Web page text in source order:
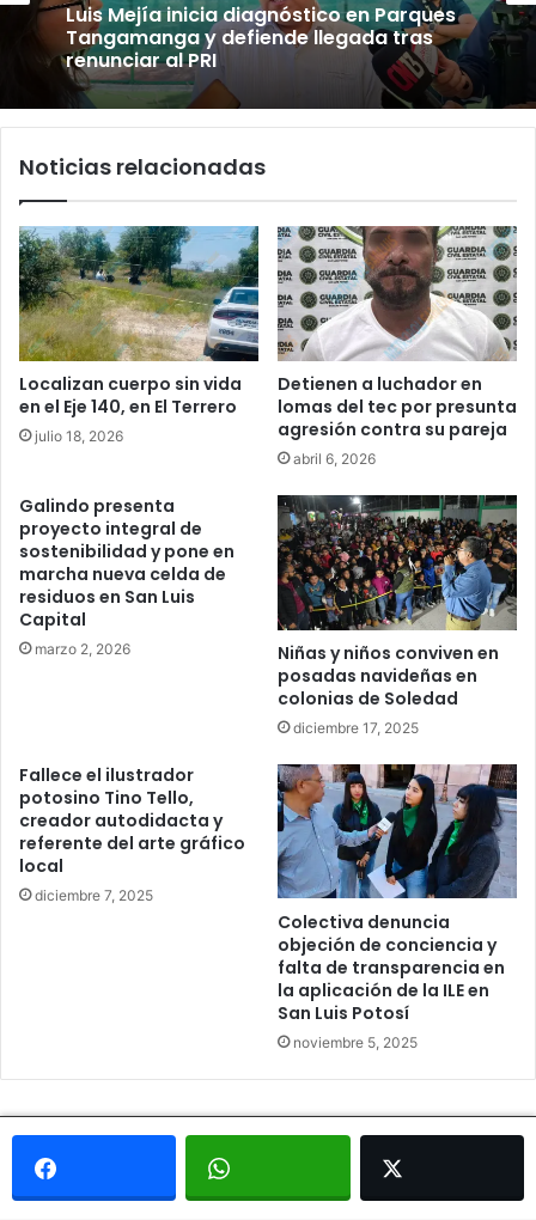
Luis Mejía inicia diagnóstico en Parques
Tangamanga y defiende llegada tras
renunciar al PRI
Noticias relacionadas
Localizan cuerpo sin vida
en el Eje 140, en El Terrero
julio 18, 2026
Detienen a luchador en
lomas del tec por presunta
agresión contra su pareja
abril 6, 2026
Galindo presenta
proyecto integral de
sostenibilidad y pone en
marcha nueva celda de
residuos en San Luis
Capital
marzo 2, 2026
Niñas y niños conviven en
posadas navideñas en
colonias de Soledad
diciembre 17, 2025
Fallece el ilustrador
potosino Tino Tello,
creador autodidacta y
referente del arte gráfico
local
diciembre 7, 2025
Colectiva denuncia
objeción de conciencia y
falta de transparencia en
la aplicación de la ILE en
San Luis Potosí
noviembre 5, 2025
© Copyright 2026, Todos los derechos reservados - Metrópoli
San Luis 2013 |